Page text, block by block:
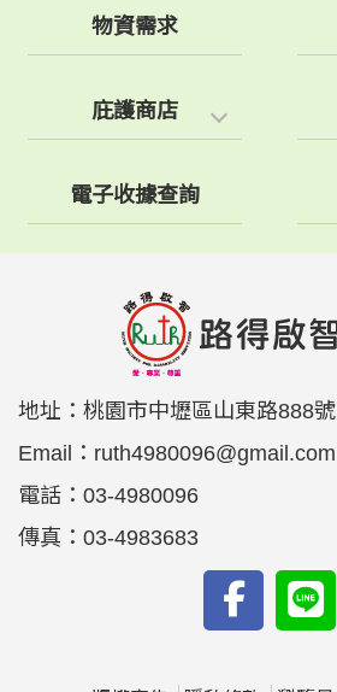
物資需求
庇護商店
電子收據查詢
地址： 桃園市中壢區山東路888號
Email： ruth4980096@gmail.com
電話： 03-4980096
傳真： 03-4983683